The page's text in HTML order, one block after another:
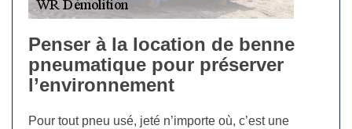
Penser à la location de benne
pneumatique pour préserver
l’environnement
Pour tout pneu usé, jeté n’importe où, c’est une